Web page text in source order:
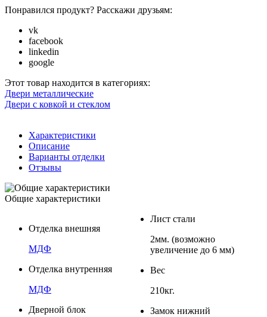
Понравился продукт? Расскажи друзьям:
vk
facebook
linkedin
google
Этот товар находится в категориях:
Двери металлические
Двери с ковкой и стеклом
Характеристики
Описание
Варианты отделки
Отзывы
Общие характеристики
Отделка внешняя
МДФ
Отделка внутренняя
МДФ
Дверной блок
Лист стали
2мм. (возможно
увеличение до 6 мм)
Вес
210кг.
Замок нижний